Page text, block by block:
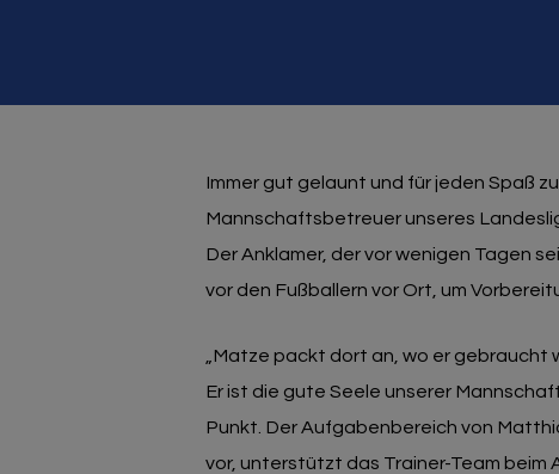
Immer gut gelaunt und für jeden Spaß
Mannschaftsbetreuer unseres
Der Anklamer, der vor wenigen Tagen
vor den Fußballern vor Ort, um
„Matze packt dort an, wo er gebraucht
Er ist die gute Seele unserer
Punkt. Der Aufgabenbereich von
vor, unterstützt das Trainer-Team beim